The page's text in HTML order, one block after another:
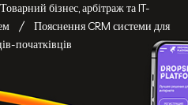
бізнес, арбітраж та IT-
Пояснення CRM системи для
початківців